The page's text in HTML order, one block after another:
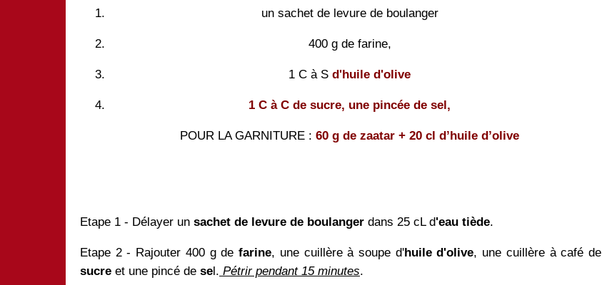
un sachet de levure de boulanger
400 g de farine,
1 C à S d'huile d'olive
1 C à C de sucre, une pincée de sel,
POUR LA GARNITURE : 60 g de zaatar + 20 cl d’huile d’olive
Etape 1 - Délayer un sachet de levure de boulanger dans 25 cL d'eau tiède.
Etape 2 - Rajouter 400 g defarine, une cuillère à soupe d'huile d'olive, une cuillère à café de
sucre et une pincé de sel. Pétrir pendant 15 minutes.